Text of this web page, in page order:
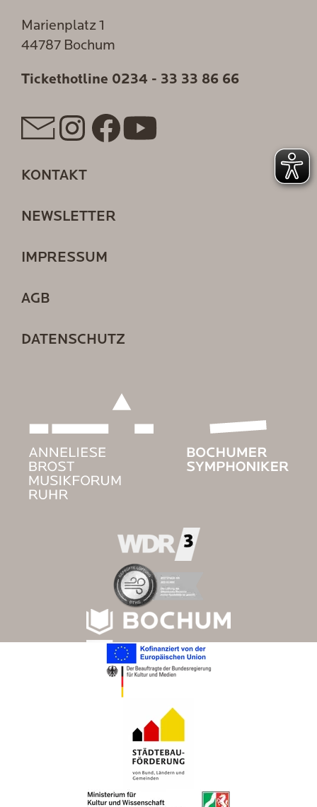
Marienplatz 1
44787 Bochum
Tickethotline 0234 - 33 33 86 66
KONTAKT
NEWSLETTER
IMPRESSUM
AGB
DATENSCHUTZ